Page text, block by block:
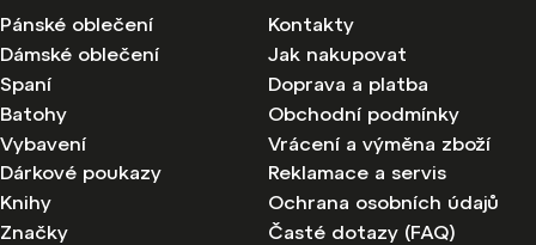
Pánské oblečení
Dámské oblečení
Spaní
Batohy
Vybavení
Dárkové poukazy
Knihy
Značky
Kontakty
Jak nakupovat
Doprava a platba
Obchodní podmínky
Vrácení a výměna zboží
Reklamace a servis
Ochrana osobních údajů
Časté dotazy (FAQ)